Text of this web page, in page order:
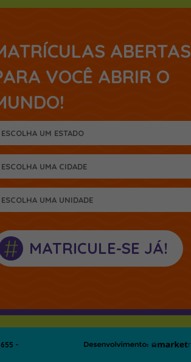
ABERTAS
VOCÊ ABRIR O
ESCOLHA UM ESTADO
ESCOLHA UMA CIDADE
ESCOLHA UMA UNIDADE
# MATRICULE-SE JÁ!
-